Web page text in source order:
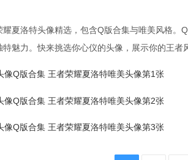
耀夏洛特头像精选，包含Q版合集与唯美风格
魅力。快来挑选你心仪的头像，展示你的王者